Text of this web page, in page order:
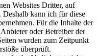
Websites Dritter, auf
kann ich für diese
Für die Inhalte der
oder Betreiber der
wurden zum Zeitpunkt
überprüft.